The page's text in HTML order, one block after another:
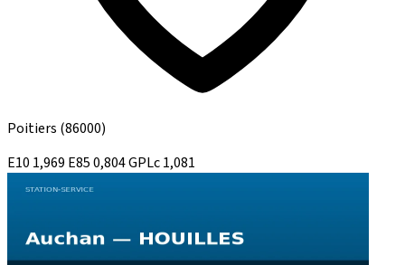
Poitiers (86000)
E10 1,969 E850,804GPLc1,081